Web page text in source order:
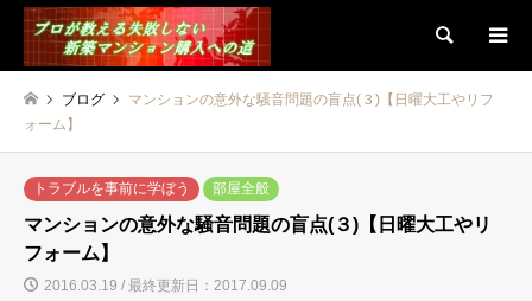
検索
ブログ
マンションの意外な騒音問題の盲点(３)【日曜大工やリフ
ォーム】
トラブルを事前に学ぼう 部屋全般
マンションの意外な騒音問題の盲点(３)【日曜大工やリ
フォーム】
2016.03.19 / 最終更新日：2017.09.09